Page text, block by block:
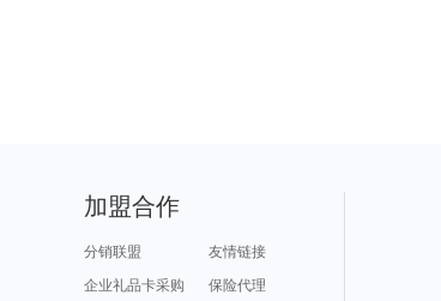
加盟合作
分销联盟
友情链接
企业礼品卡采购
保险代理